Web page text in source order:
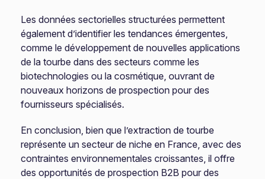
Les données sectorielles structurées permettent
également d’identifier les tendances émergentes,
comme le développement de nouvelles applications
de la tourbe dans des secteurs comme les
biotechnologies ou la cosmétique, ouvrant de
nouveaux horizons de prospection pour des
fournisseurs spécialisés.
En conclusion, bien que l’extraction de tourbe
représente un secteur de niche en France, avec des
contraintes environnementales croissantes, il offre
des opportunités de prospection B2B pour des